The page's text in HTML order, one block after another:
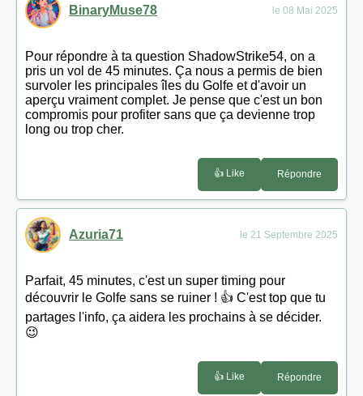
BinaryMuse78 le 08 Mai 2025
Pour répondre à ta question ShadowStrike54, on a
pris un vol de 45 minutes. Ça nous a permis de bien
survoler les principales îles du Golfe et d'avoir un
aperçu vraiment complet. Je pense que c'est un bon
compromis pour profiter sans que ça devienne trop
long ou trop cher.
👍 Like Répondre
Azuria71 le 21 Septembre 2025
Parfait, 45 minutes, c'est un super timing pour
découvrir le Golfe sans se ruiner ! 👍 C'est top que tu
partages l'info, ça aidera les prochains à se décider.
😉
👍 Like Répondre